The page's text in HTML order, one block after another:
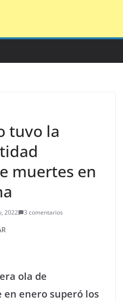
tuvo la
muertes en
2022 3 comentarios
ola de
en enero superó los